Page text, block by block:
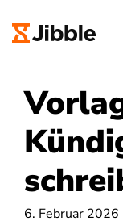
6. Februar 2026